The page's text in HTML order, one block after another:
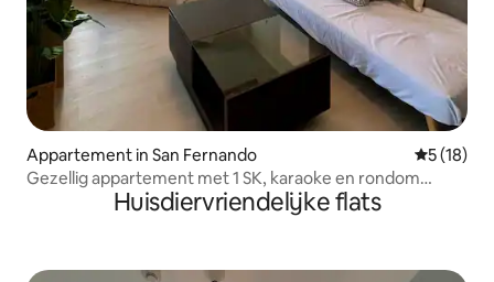
Appartement in San Fernando
5 (18)
Gezellig appartement met 1 SK, karaoke en rondom
Huisdiervriendelijke flats